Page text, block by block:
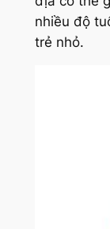
nhiều độ
trẻ nhỏ.